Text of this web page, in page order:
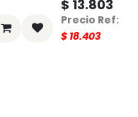
$ 13.803
$ 18.403